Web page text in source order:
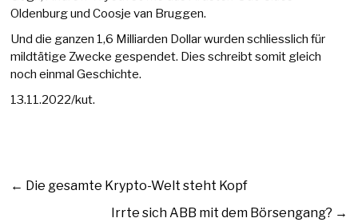
Oldenburg und Coosje van Bruggen.
Und die ganzen 1,6 Milliarden Dollar wurden schliesslich für
mildtätige Zwecke gespendet. Dies schreibt somit gleich
noch einmal Geschichte.
13.11.2022/kut.
← Die gesamte Krypto-Welt steht Kopf
Irrte sich ABB mit dem Börsengang? →